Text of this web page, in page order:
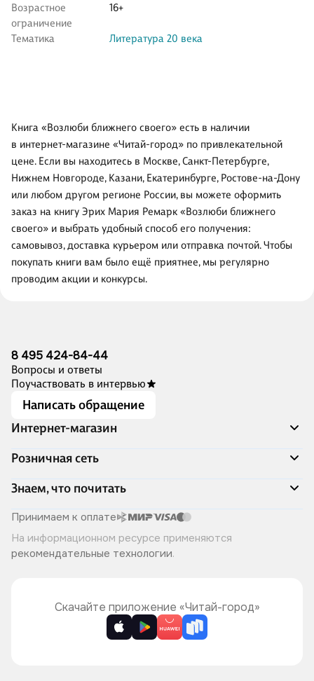
Возрастное
ограничение
16+
Тематика Литература 20 века
Книга «Возлюби ближнего своего» есть в наличии
в интернет-магазине «Читай-город» по привлекательной
цене. Если вы находитесь в Москве, Санкт-Петербурге,
Нижнем Новгороде, Казани, Екатеринбурге, Ростове-на-Дону
или любом другом регионе России, вы можете оформить
заказ на книгу Эрих Мария Ремарк «Возлюби ближнего
своего» и выбрать удобный способ его получения:
самовывоз, доставка курьером или отправка почтой. Чтобы
покупать книги вам было ещё приятнее, мы регулярно
проводим акции и конкурсы.
8 495 424-84-44
Вопросы и ответы
Поучаствовать в интервью
Написать обращение
Интернет-магазин
Акции
Доставка и оплата
Программа лояльности
Подарочные сертификаты
Правила продажи
Политика конфиденциальности
Розничная сеть
Адреса магазинов
О компании
Хотите у нас работать?
Знаем, что почитать
Скоро в продаже
Лучшие из лучших
Читай-журнал
Принимаем к оплате
На информационном ресурсе применяются
рекомендательные технологии.
Скачайте приложение «Читай-город»